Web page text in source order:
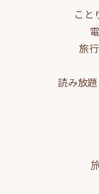
こと
旅
読み放